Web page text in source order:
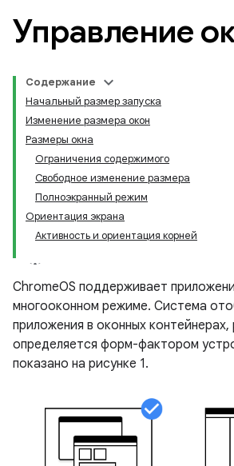
Управление
Содержание
Начальный размер запуска
Изменение размера окон
Размеры окна
Ограничения содержимого
Свободное изменение размера
Полноэкранный режим
Ориентация экрана
Активность и ориентация корней
ChromeOS поддерживает
многооконном режиме. Система
приложения в оконных
определяется форм-фактором
показано на рисунке 1.